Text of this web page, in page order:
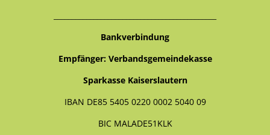
Bankverbindung
Empfänger: Verbandsgemeindekasse
Sparkasse Kaiserslautern
IBAN DE85 5405 0220 0002 5040 09
BIC MALADE51KLK